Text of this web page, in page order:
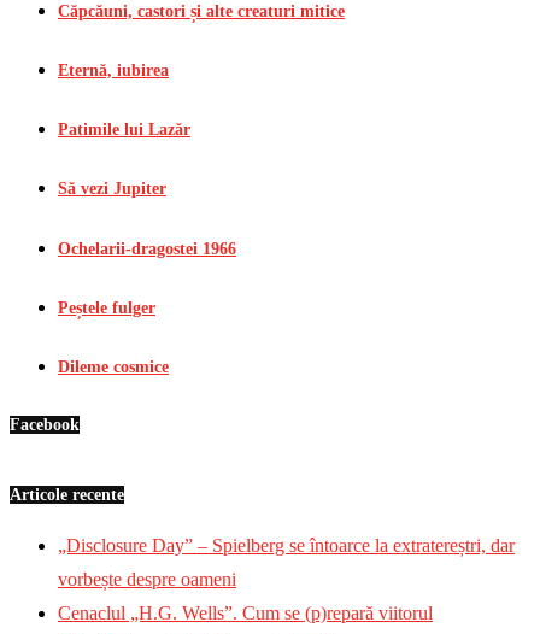
Căpcăuni, castori și alte creaturi mitice
Eternă, iubirea
Patimile lui Lazăr
Să vezi Jupiter
Ochelarii-dragostei 1966
Peștele fulger
Dileme cosmice
Facebook
Articole recente
„Disclosure Day” – Spielberg se întoarce la extratereștri, dar
vorbește despre oameni
Cenaclul „H.G. Wells”. Cum se (p)repară viitorul